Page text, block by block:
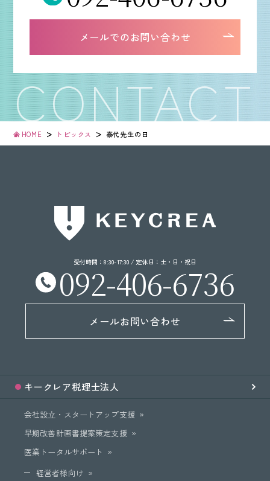
092-406-6736
メールでのお問い合わせ
メールでのお問い合わせ
HOME > トピックス > 泰代先生の日
受付時間：8:30-17:30 / 定休日：土・日・祝日
092-406-6736
メールお問い合わせ
キークレア税理士法人
会社設立・スタートアップ支援
早期改善計画書提案策定支援
医業トータルサポート
経営者様向け